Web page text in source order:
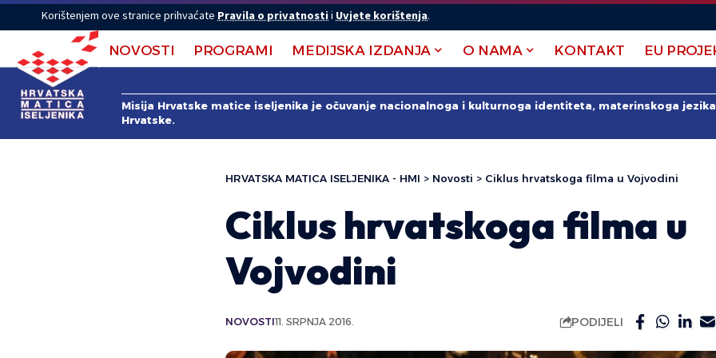
Korištenjem ove stranice prihvaćate Pravila o privatnostii Uvjete korištenja.
NOVOSTI PROGRAMI MEDIJSKA IZDANJA O NAMA KONTAKT EU
Misija Hrvatske matice iseljenika je očuvanje nacionalnoga i kulturnoga identiteta, materinskoga
Hrvatske.
HRVATSKA MATICA ISELJENIKA - HMI > Novosti > Ciklus hrvatskoga filma u Vojvodini
Ciklus hrvatskoga filma u
Vojvodini
NOVOSTI11. SRPNJA 2016. PODIJELI